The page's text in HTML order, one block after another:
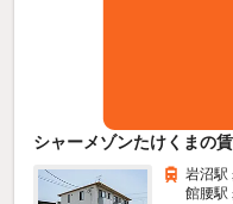
シャーメゾンたけくまの
岩沼駅
館腰駅